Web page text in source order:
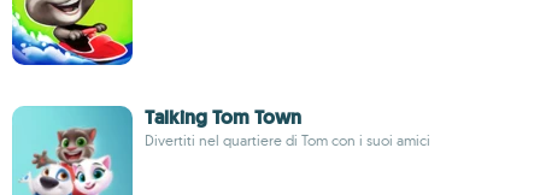
Talking Tom Town
Divertiti nel quartiere di Tom con i suoi amici